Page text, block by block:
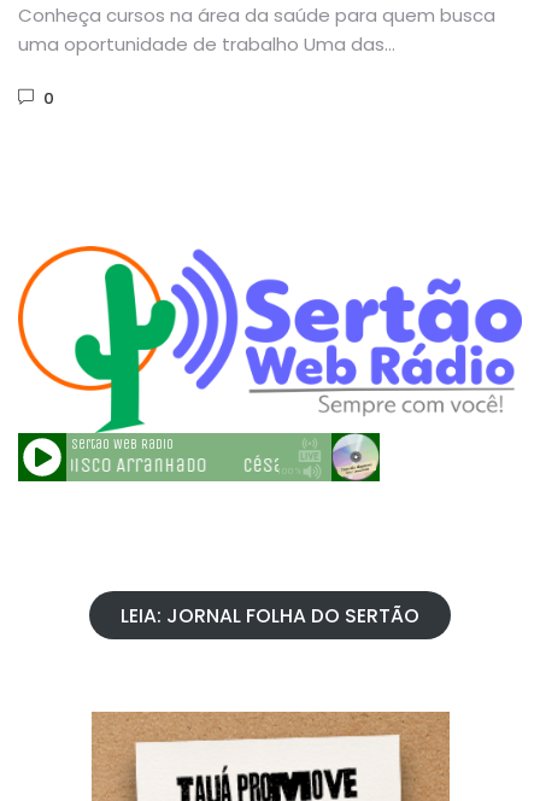
Conheça cursos na área da saúde para quem busca
uma oportunidade de trabalho Uma das
0
LEIA: JORNAL FOLHA DO SERTÃO